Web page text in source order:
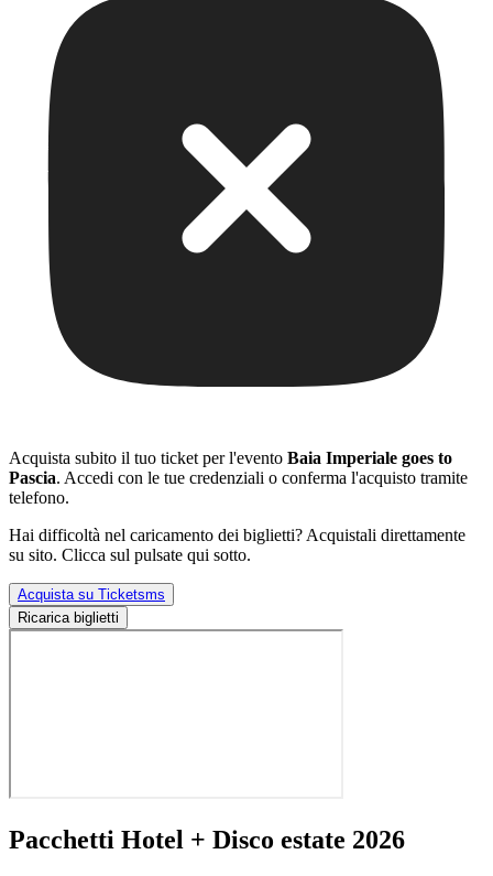
Acquista subito il tuo ticket per l'evento Baia Imperiale goes to
Pascia. Accedi con le tue credenziali o conferma l'acquisto tramite
telefono.
Hai difficoltà nel caricamento dei biglietti? Acquistali direttamente
su sito. Clicca sul pulsate qui sotto.
Acquista su Ticketsms
Ricarica biglietti
Pacchetti Hotel + Disco estate 2026